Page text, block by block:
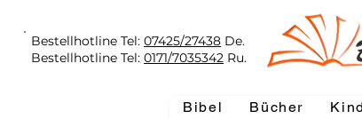
Bestellhotline Tel:07425/27438 De.
Bestellhotline Tel:0171/7035342 Ru.
Bibel Bücher